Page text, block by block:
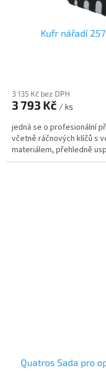
Kufr nářadí
3 135 Kč bez DPH
3 793 Kč / ks
jedná se o profesionální
včetně ráčnových klíčů s
materiálem, přehledně
Quatros Sada pro